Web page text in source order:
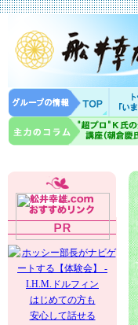
はじめての方も
安心して話せる